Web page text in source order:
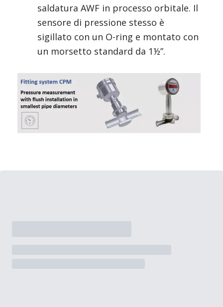
saldatura AWF in processo orbitale. Il
sensore di pressione stesso è
sigillato con un O-ring e montato con
un morsetto standard da 1½”.